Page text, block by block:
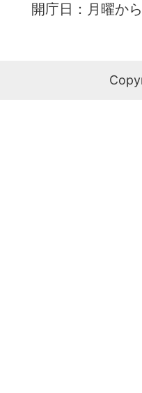
開庁日：月曜か